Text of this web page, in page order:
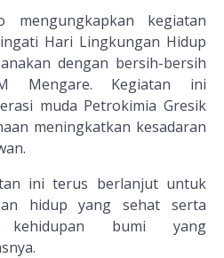
mengungkapkan kegiatan
Hari Lingkungan Hidup
dengan bersih-bersih
Mengare. Kegiatan ini
muda Petrokimia Gresik
meningkatkan kesadaran
ini terus berlanjut untuk
hidup yang sehat serta
kehidupan bumi yang